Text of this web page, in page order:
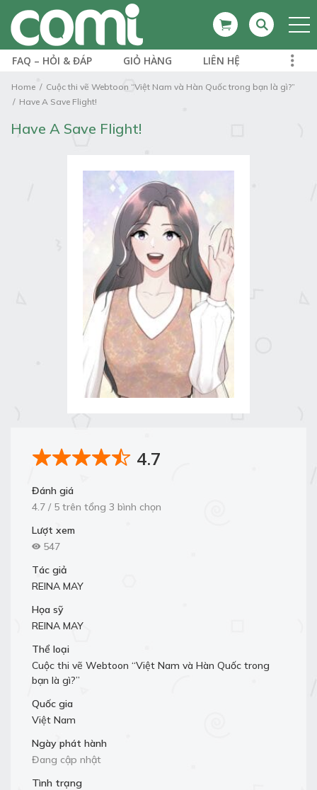
FAQ – HỎI & ĐÁP GIỎ HÀNG LIÊN HỆ
Home
Cuộc thi vẽ Webtoon “Việt Nam và Hàn Quốc trong bạn là gì?”
Have A Save Flight!
Have A Save Flight!
4.7
Đánh giá
4.7 / 5 trên tổng 3 bình chọn
Lượt xem
547
Tác giả
REINA MAY
Họa sỹ
REINA MAY
Thể loại
Cuộc thi vẽ Webtoon “Việt Nam và Hàn Quốc trong
bạn là gì?”
Quốc gia
Việt Nam
Ngày phát hành
Đang cập nhật
Tình trạng